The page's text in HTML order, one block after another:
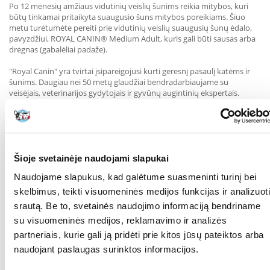
Šioje svetainėje naudojami slapukai
Naudojame slapukus, kad galėtume suasmeninti turinį bei
skelbimus, teikti visuomeninės medijos funkcijas ir analizuoti
srautą. Be to, svetainės naudojimo informaciją bendriname
su visuomeninės medijos, reklamavimo ir analizės
partneriais, kurie gali ją pridėti prie kitos jūsų pateiktos arba
naudojant paslaugas surinktos informacijos.
Po 12 mėnesių amžiaus vidutinių veislių šunims reikia mitybos, kuri
būtų tinkamai pritaikyta suaugusio šuns mitybos poreikiams. Šiuo
metu turėtumėte pereiti prie vidutinių veislių suaugusių šunų ėdalo,
pavyzdžiui, ROYAL CANIN® Medium Adult, kuris gali būti sausas arba
drėgnas (gabalėliai padaže).
"Royal Canin" yra tvirtai įsipareigojusi kurti geresnį pasaulį katėms ir
šunims. Daugiau nei 50 metų glaudžiai bendradarbiaujame su
veisėjais, veterinarijos gydytojais ir gyvūnų augintinių ekspertais.
individualiems poreikiams pritaikytus mitybos sprendimus.
Visi mūsų produktai griežtai tikrinami, kad būtų užtikrinta aukščiausia
tvarių šaltinių, o mūsų produktai yra natūraliai konservuoti, be jokių
Puppy in sauce šuniuką aprūpinate jį visaverčiu ir subalansuotu
maistu.
Mėsa ir gyvūninės kilmės produktai, aliejus ir riebalai, grūdai, augalinių
baltymų ekstraktai, mineralai, augalinės kilmės produktai, mielės.